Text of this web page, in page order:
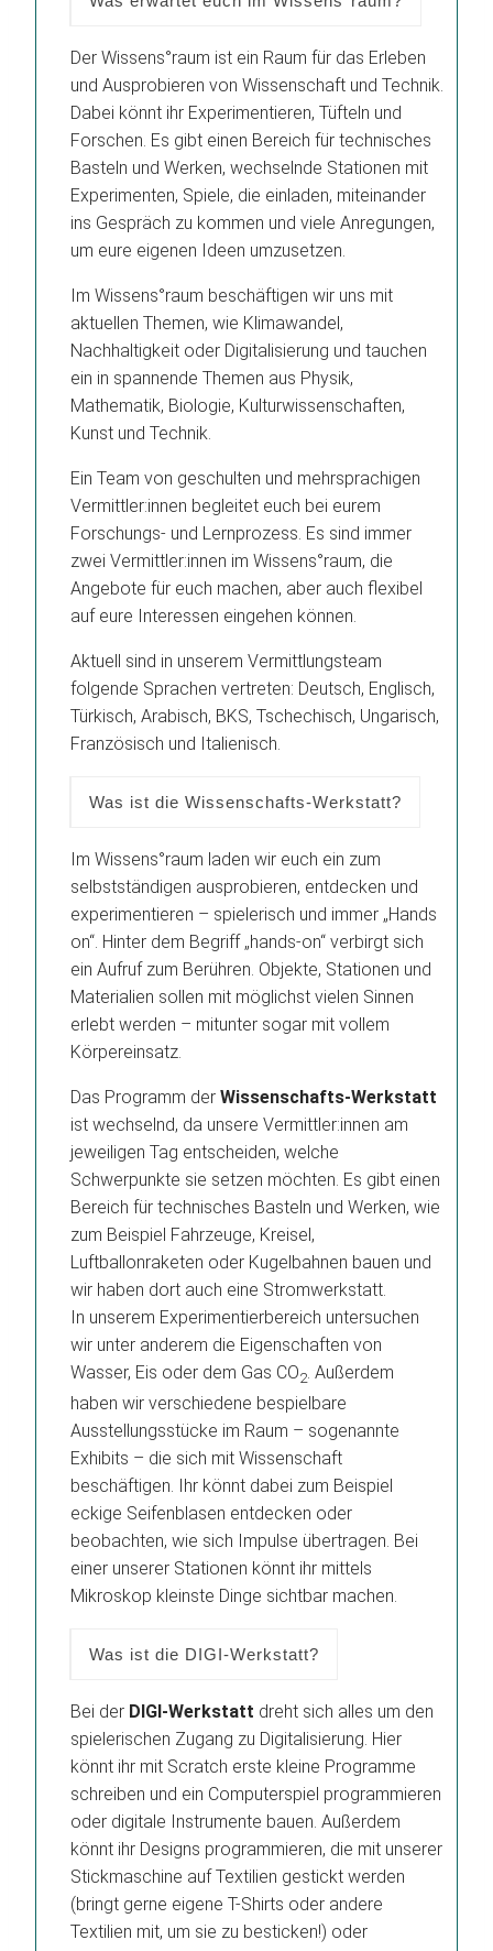
Der Wissens°raum ist ein Raum für das Erleben
und Ausprobieren von Wissenschaft und Technik.
Dabei könnt ihr Experimentieren, Tüfteln und
Forschen. Es gibt einen Bereich für technisches
Basteln und Werken, wechselnde Stationen mit
Experimenten, Spiele, die einladen, miteinander
ins Gespräch zu kommen und viele Anregungen,
um eure eigenen Ideen umzusetzen.
Im Wissens°raum beschäftigen wir uns mit
aktuellen Themen, wie Klimawandel,
Nachhaltigkeit oder Digitalisierung und tauchen
ein in spannende Themen aus Physik,
Mathematik, Biologie, Kulturwissenschaften,
Kunst und Technik.
Ein Team von geschulten und mehrsprachigen
Vermittler:innen begleitet euch bei eurem
Forschungs- und Lernprozess. Es sind immer
zwei Vermittler:innen im Wissens°raum, die
Angebote für euch machen, aber auch flexibel
auf eure Interessen eingehen können.
Aktuell sind in unserem Vermittlungsteam
folgende Sprachen vertreten: Deutsch, Englisch,
Türkisch, Arabisch, BKS, Tschechisch, Ungarisch,
Französisch und Italienisch.
Was ist die Wissenschafts-Werkstatt?
Im Wissens°raum laden wir euch ein zum
selbstständigen ausprobieren, entdecken und
experimentieren – spielerisch und immer „Hands
on“. Hinter dem Begriff „hands-on“ verbirgt sich
ein Aufruf zum Berühren. Objekte, Stationen und
Materialien sollen mit möglichst vielen Sinnen
erlebt werden – mitunter sogar mit vollem
Körpereinsatz.
Das Programm der Wissenschafts-Werkstatt
ist wechselnd, da unsere Vermittler:innen am
jeweiligen Tag entscheiden, welche
Schwerpunkte sie setzen möchten. Es gibt einen
Bereich für technisches Basteln und Werken, wie
zum Beispiel Fahrzeuge, Kreisel,
Luftballonraketen oder Kugelbahnen bauen und
wir haben dort auch eine Stromwerkstatt.
In unserem Experimentierbereich untersuchen
wir unter anderem die Eigenschaften von
Wasser, Eis oder dem Gas CO2 . Außerdem
haben wir verschiedene bespielbare
Ausstellungsstücke im Raum – sogenannte
Exhibits – die sich mit Wissenschaft
beschäftigen. Ihr könnt dabei zum Beispiel
eckige Seifenblasen entdecken oder
beobachten, wie sich Impulse übertragen. Bei
einer unserer Stationen könnt ihr mittels
Mikroskop kleinste Dinge sichtbar machen.
Was ist die DIGI-Werkstatt?
Bei der DIGI-Werkstatt dreht sich alles um den
spielerischen Zugang zu Digitalisierung. Hier
könnt ihr mit Scratch erste kleine Programme
schreiben und ein Computerspiel programmieren
oder digitale Instrumente bauen. Außerdem
könnt ihr Designs programmieren, die mit unserer
Stickmaschine auf Textilien gestickt werden
(bringt gerne eigene T-Shirts oder andere
Textilien mit, um sie zu besticken!) oder